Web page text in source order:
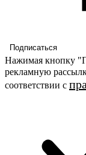
Подписаться
Нажимая кнопку
рекламную
соответствии c